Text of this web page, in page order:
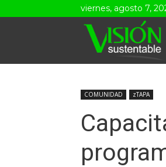
viernes, agosto 7,
COMUNIDAD zTAPA